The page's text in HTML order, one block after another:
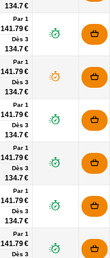
134.7 €
Par 1
141.79 €
Dès 3
134.7 €
Par 1
141.79 €
Dès 3
134.7 €
Par 1
141.79 €
Dès 3
134.7 €
Par 1
141.79 €
Dès 3
134.7 €
Par 1
141.79 €
Dès 3
134.7 €
Par 1
141.79 €
Dès 3